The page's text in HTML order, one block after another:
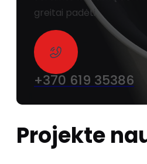
greitai padėti.
+370 619 35386
Projekte